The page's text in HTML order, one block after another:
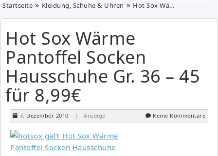
Startseite Kleidung, Schuhe & Uhren Hot Sox Wärme Pantoffel Socken Hausschuhe Gr. 36 – 45 für 8,99€
Hot Sox Wärme
Pantoffel Socken
Hausschuhe Gr. 36 – 45
für 8,99€
7. Dezember 2010 | Anzeige Keine Kommentare